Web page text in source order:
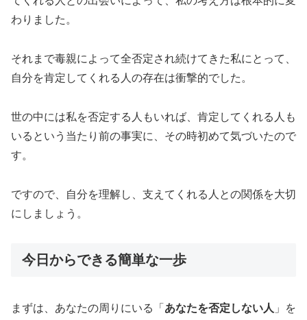
わりました。
それまで毒親によって全否定され続けてきた私にとって、
自分を肯定してくれる人の存在は衝撃的でした。
世の中には私を否定する人もいれば、肯定してくれる人も
いるという当たり前の事実に、その時初めて気づいたので
す。
ですので、自分を理解し、支えてくれる人との関係を大切
にしましょう。
今日からできる簡単な一歩
まずは、あなたの周りにいる「 あなたを否定しない人 」を